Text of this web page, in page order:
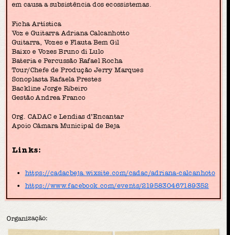
em causa a subsistência dos ecossistemas.
Ficha Artística
Voz e Guitarra Adriana Calcanhotto
Guitarra, Vozes e Flauta Bem Gil
Baixo e Vozes Bruno di Lulo
Bateria e Percussão Rafael Rocha
Tour/Chefe de Produção Jerry Marques
Sonoplasta Rafaela Prestes
Backline Jorge Ribeiro
Gestão Andrea Franco
Org. CADAC e Lendias d’Encantar
Apoio Câmara Municipal de Beja
Links:
https://cadacbeja.wixsite.com/cadac/adriana-calcanhoto
https://www.facebook.com/events/2195830467189352
Organização: